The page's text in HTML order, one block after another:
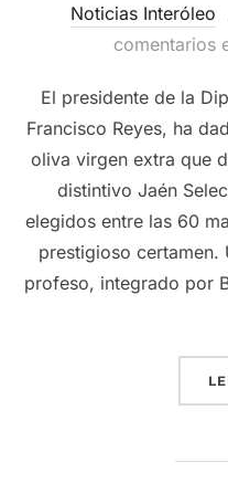
Noticias Interóleo
comentarios
El presidente de la
Francisco Reyes, ha
oliva virgen extra que
distintivo Jaén
elegidos entre las 60
prestigioso certamen.
profeso, integrado por